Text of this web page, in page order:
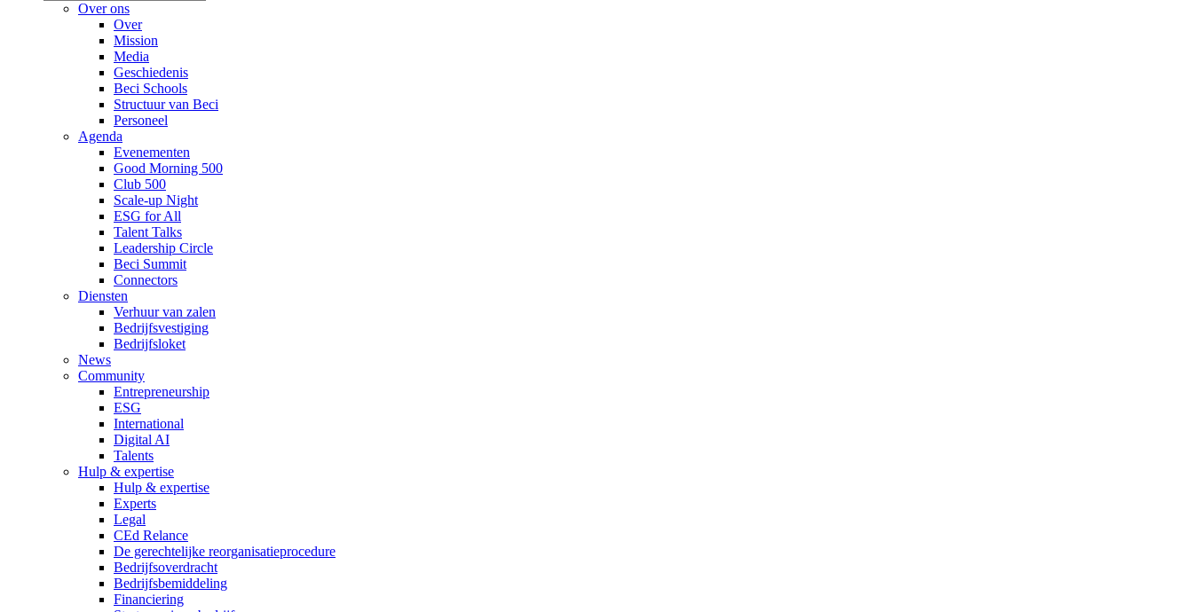
Over ons
Over
Mission
Media
Geschiedenis
Beci Schools
Structuur van Beci
Personeel
Agenda
Evenementen
Good Morning 500
Club 500
Scale-up Night
ESG for All
Talent Talks
Leadership Circle
Beci Summit
Connectors
Diensten
Verhuur van zalen
Bedrijfsvestiging
Bedrijfsloket
News
Community
Entrepreneurship
ESG
International
Digital AI
Talents
Hulp & expertise
Hulp & expertise
Experts
Legal
CEd Relance
De gerechtelijke reorganisatieprocedure
Bedrijfsoverdracht
Bedrijfsbemiddeling
Financiering